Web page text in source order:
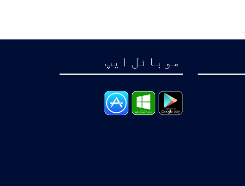
موبائل ايپ